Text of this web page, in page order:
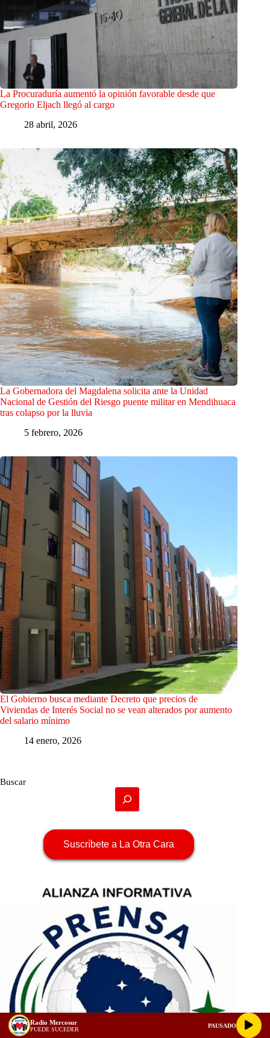
La Procuraduría aumentó la opinión favorable desde que
Gregorio Eljach llegó al cargo
28 abril, 2026
La Gobernadora del Magdalena solicita ante la Unidad
Nacional de Gestión del Riesgo puente militar en Mendihuaca
tras colapso por la lluvia
5 febrero, 2026
El Gobierno busca mediante Decreto que precios de
Viviendas de Interés Social no se vean alterados por aumento
del salario mínimo
14 enero, 2026
Buscar
Suscríbete a La Otra Cara
Radio Mercosur
PUEDE SUCEDER
PAUSADO